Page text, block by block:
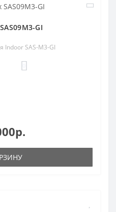
GI
Indoor SAS-M3-GI